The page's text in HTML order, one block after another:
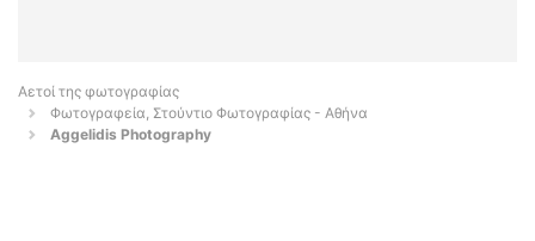
Αετοί της φωτογραφίας
Φωτογραφεία, Στούντιο Φωτογραφίας - Αθήνα
Aggelidis Photography